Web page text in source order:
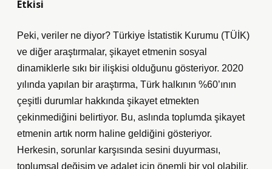
Etkisi
Peki, veriler ne diyor? Türkiye İstatistik Kurumu (TÜİK)
ve diğer araştırmalar, şikayet etmenin sosyal
dinamiklerle sıkı bir ilişkisi olduğunu gösteriyor. 2020
yılında yapılan bir araştırma, Türk halkının %60’ının
çeşitli durumlar hakkında şikayet etmekten
çekinmediğini belirtiyor. Bu, aslında toplumda şikayet
etmenin artık norm haline geldiğini gösteriyor.
Herkesin, sorunlar karşısında sesini duyurması,
toplumsal değişim ve adalet için önemli bir yol olabilir.